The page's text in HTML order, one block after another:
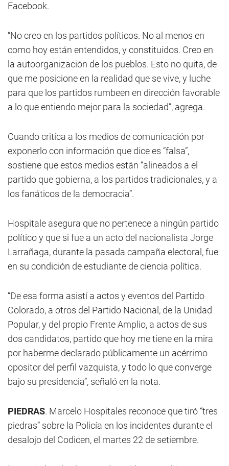
Facebook.
“No creo en los partidos políticos. No al menos en
como hoy están entendidos, y constituidos. Creo en
la autoorganización de los pueblos. Esto no quita, de
que me posicione en la realidad que se vive, y luche
para que los partidos rumbeen en dirección favorable
a lo que entiendo mejor para la sociedad”, agrega.
Cuando critica a los medios de comunicación por
exponerlo con información que dice es “falsa”,
sostiene que estos medios están “alineados a el
partido que gobierna, a los partidos tradicionales, y a
los fanáticos de la democracia”.
Hospitale asegura que no pertenece a ningún partido
político y que si fue a un acto del nacionalista Jorge
Larrañaga, durante la pasada campaña electoral, fue
en su condición de estudiante de ciencia política.
“De esa forma asistí a actos y eventos del Partido
Colorado, a otros del Partido Nacional, de la Unidad
Popular, y del propio Frente Amplio, a actos de sus
dos candidatos, partido que hoy me tiene en la mira
por haberme declarado públicamente un acérrimo
opositor del perfil vazquista, y todo lo que converge
bajo su presidencia”, señaló en la nota.
PIEDRAS. Marcelo Hospitales reconoce que tiró “tres
piedras” sobre la Policía en los incidentes durante el
desalojo del Codicen, el martes 22 de setiembre.